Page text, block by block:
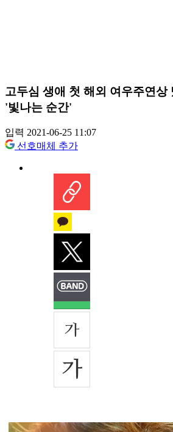
고두심 생애 첫 해외 여우주연상
'빛나는 순간'
입력 2021-06-25 11:07
선호매체 추가